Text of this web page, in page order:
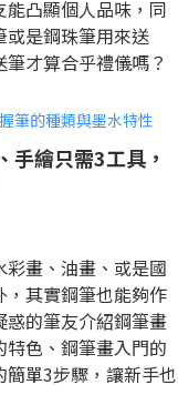
凸顯個人品味，同
或是鋼珠筆用來送
才算合乎禮儀嗎？
繪只需3工具，
畫、油畫、或是國
其實鋼筆也能夠作
的筆友介紹鋼筆畫
色、鋼筆畫入門的
單3步驟，讓新手也